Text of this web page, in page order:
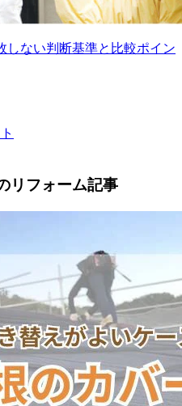
しない判断基準と比較ポイン
リフォーム記事